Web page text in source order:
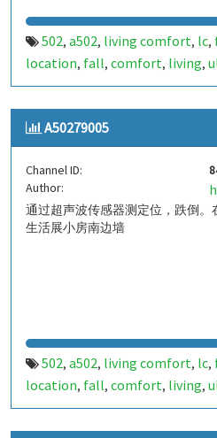
502, a502, living comfort, lc,
location, fall, comfort, living,
声波,生活,tanbir,跌倒,定位,
indoor,indoor living comfort,
ilq,chid
A50279005
Channel ID:
Author:
通过超声波传感器测定位，跌倒。
生活展小房南边墙
502, a502, living comfort, lc,
location, fall, comfort, living,
声波,生活,tanbir,跌倒,定位,
indoor,indoor living comfort,